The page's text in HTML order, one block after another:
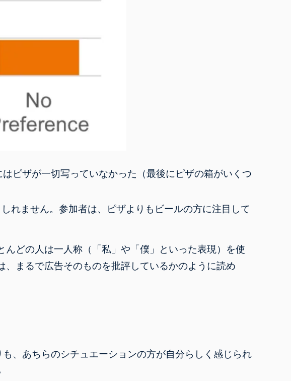
ピザが一切写っていなかった（最後にピザの箱がいくつ
れません。参加者は、ピザよりもビールの方に注目して
どの人は一人称（「私」や「僕」といった表現）を使
まるで広告そのものを批評しているかのように読め
、あちらのシチュエーションの方が自分らしく感じられ